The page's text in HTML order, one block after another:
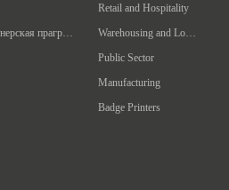
Retail and Hospitality
Public Sector
Manufacturing
Badge Printers